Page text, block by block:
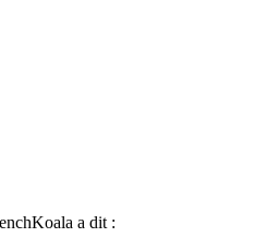
a dit :